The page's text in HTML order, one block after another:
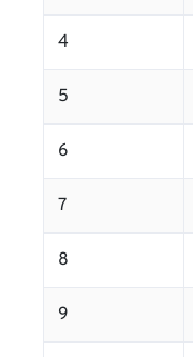
4
5
6
7
8
9